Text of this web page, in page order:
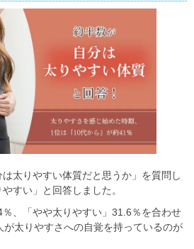
太りやすい体質だと思うか」を質問し
すい」と回答しました。
％、「やや太りやすい」31.6％を合わせ
太りやすさへの自覚を持っているのが